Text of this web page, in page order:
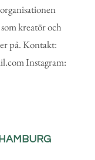
kreatör och
på. Kontakt:
Instagram: